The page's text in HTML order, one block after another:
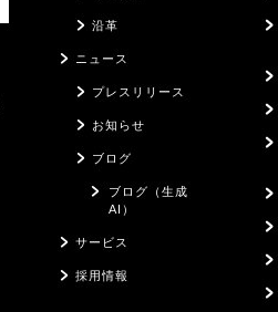
沿革
ニュース
プレスリリース
お知らせ
ブログ
ブログ（生成
AI）
サービス
採用情報